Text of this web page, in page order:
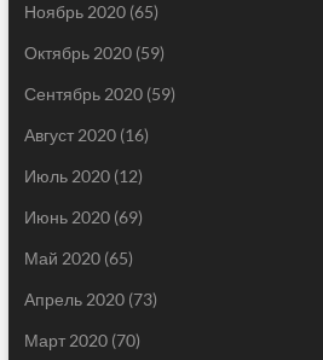
Ноябрь 2020(65)
Октябрь 2020(59)
Сентябрь 2020(59)
Август 2020(16)
Июль 2020(12)
Июнь 2020(69)
Май 2020(65)
Апрель 2020(73)
Март 2020(70)